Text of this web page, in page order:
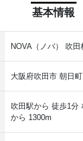
基本情報
NOVA（ノバ） 吹田
大阪府吹田市 朝日
吹田駅から 徒歩1分
から 1300m